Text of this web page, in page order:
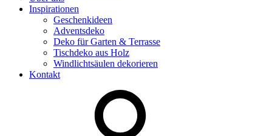
Inspirationen
Geschenkideen
Adventsdeko
Deko für Garten & Terrasse
Tischdeko aus Holz
Windlichtsäulen dekorieren
Kontakt